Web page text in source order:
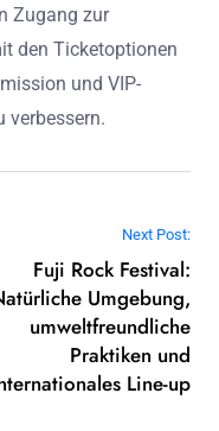
Zugang zur
den Ticketoptionen
und VIP-
verbessern.
Next Post:
Fuji Rock Festival:
Umgebung,
umweltfreundliche
Praktiken und
Line-up